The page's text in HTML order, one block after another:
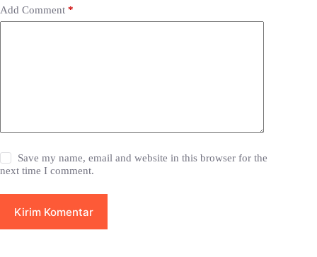
Add Comment *
Save my name, email and website in this browser for the
next time I comment.
Kirim Komentar